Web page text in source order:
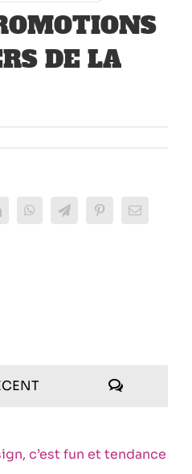
DE LA
WhatsAppTelegramPinterestEmail
c’est fun et tendance